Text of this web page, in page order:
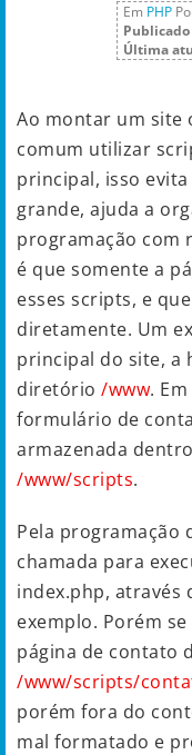
Em PHP
Publicado
Última
Ao montar um site
comum utilizar
principal, isso
grande, ajuda a
programação com
é que somente a
esses scripts, e
diretamente. Um
principal do site, a
diretório /www.
formulário de
armazenada
/www/scripts.
Pela programação
chamada para
index.php, através
exemplo. Porém
página de contato
/www/scripts/
porém fora do
mal formatado e